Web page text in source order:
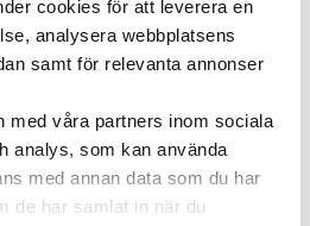
cookies för att leverera en
analysera webbplatsens
samt för relevanta annonser
med våra partners inom sociala
analys, som kan använda
med annan data som du har
de har samlat in när du
att låna?